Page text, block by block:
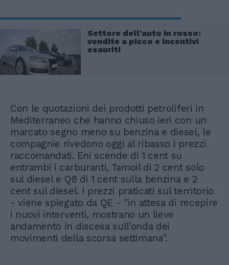
Settore dell'auto in rosso:
vendite a picco e incentivi
esauriti
Con le quotazioni dei prodotti petroliferi in
Mediterraneo che hanno chiuso ieri con un
marcato segno meno su benzina e diesel, le
compagnie rivedono oggi al ribasso i prezzi
raccomandati. Eni scende di 1 cent su
entrambi i carburanti, Tamoil di 2 cent solo
sul diesel e Q8 di 1 cent sulla benzina e 2
cent sul diesel. I prezzi praticati sul territorio
- viene spiegato da QE - "in attesa di recepire
i nuovi interventi, mostrano un lieve
andamento in discesa sull’onda dei
movimenti della scorsa settimana".